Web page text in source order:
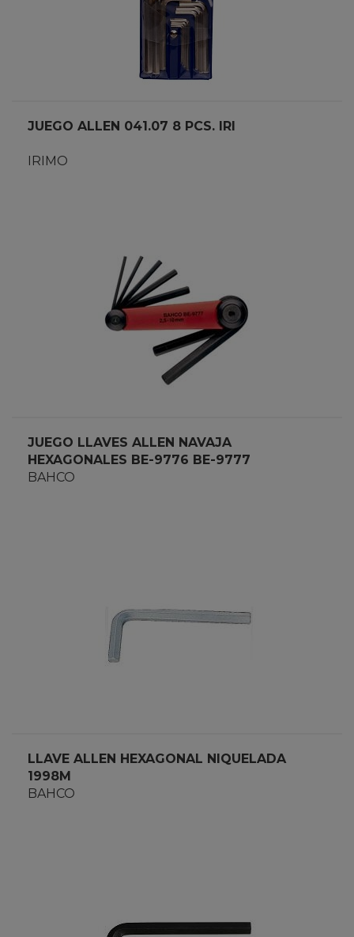
JUEGO ALLEN 041.07 8 PCS. IRI
IRIMO
JUEGO LLAVES ALLEN NAVAJA
HEXAGONALES BE-9776 BE-9777
BAHCO
LLAVE ALLEN HEXAGONAL NIQUELADA
1998M
BAHCO